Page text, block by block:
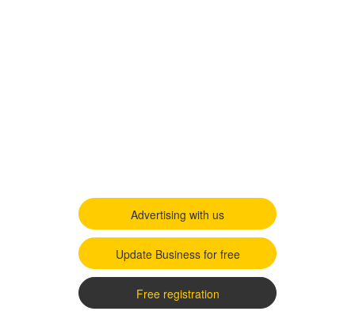
Advertising with us
Update Business for free
Free registration